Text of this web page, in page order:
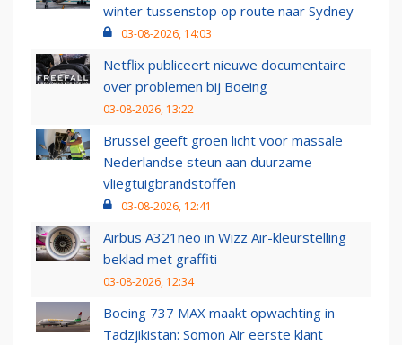
winter tussenstop op route naar Sydney
03-08-2026, 14:03
Netflix publiceert nieuwe documentaire
over problemen bij Boeing
03-08-2026, 13:22
Brussel geeft groen licht voor massale
Nederlandse steun aan duurzame
vliegtuigbrandstoffen
03-08-2026, 12:41
Airbus A321neo in Wizz Air-kleurstelling
beklad met graffiti
03-08-2026, 12:34
Boeing 737 MAX maakt opwachting in
Tadzjikistan: Somon Air eerste klant